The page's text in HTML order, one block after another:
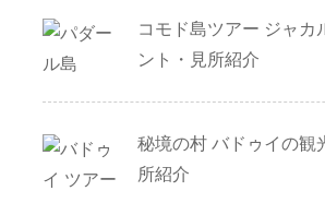
コモド島ツアー ジャカ
ント・見所紹介
秘境の村 バドゥイの観
所紹介